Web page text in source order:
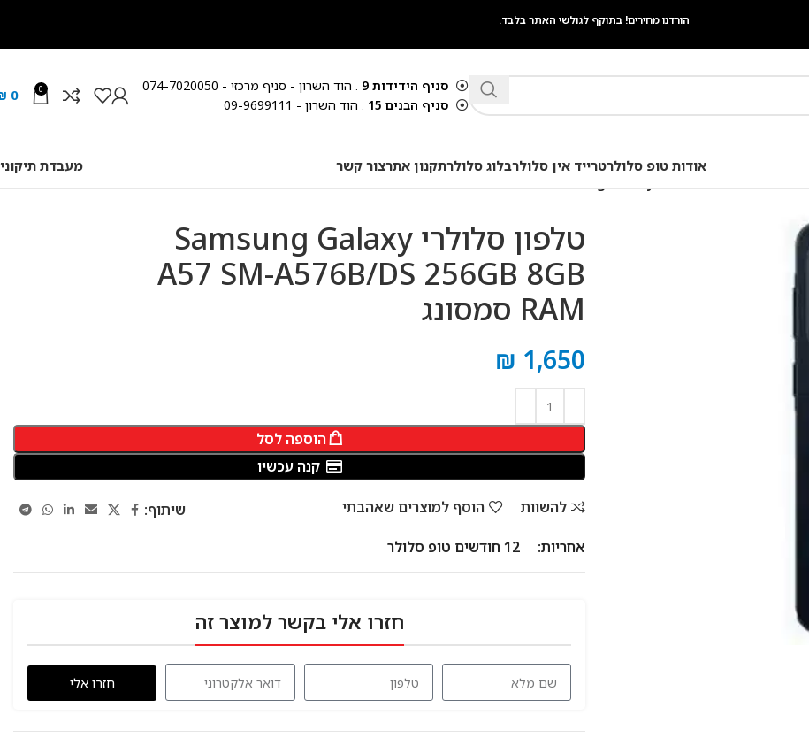
הורדנו מחירים! בתוקף לגולשי האתר בלבד.
סניף הידידות 9
. הוד השרון - סניף מרכזי - 074-7020050
סניף הבנים 15
. הוד השרון - 09-9699111
0
0
אודות טופ סלולרטרייד אין סלולרבלוג סלולרתקנון אתרצור קשר מעבדת
טלפון סלולרי Samsung Galaxy
A57 SM-A576B/DS 256GB 8GB
RAM סמסונג
₪ 1,650
הוספה לסל
קנה עכשיו
להשוות הוסף למוצרים שאהבתי
שיתוף:
אחריות:
12 חודשים טופ סלולר
חזרו אלי בקשר למוצר זה
חזרו אלי